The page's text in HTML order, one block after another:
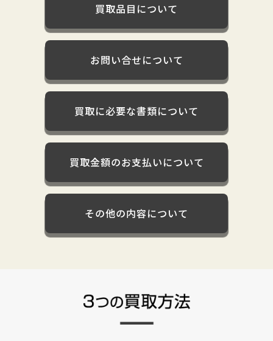
買取品目について
お問い合せについて
買取に必要な書類について
買取金額のお支払いについて
その他の内容について